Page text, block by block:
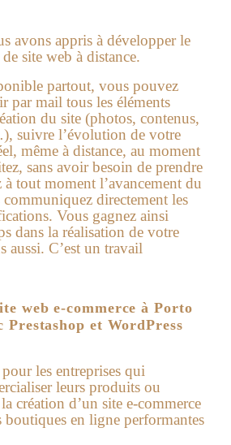
avons appris à développer le
site web à distance.
partout, vous pouvez
par mail tous les éléments
du site (photos, contenus,
suivre l’évolution de votre
même à distance, au moment
sans avoir besoin de prendre
tout moment l’avancement du
directement les
Vous gagnez ainsi
dans la réalisation de votre
aussi. C’est un travail
web e-commerce à Porto
Prestashop et WordPress
les entreprises qui
leurs produits ou
création d’un site e-commerce
boutiques en ligne performantes